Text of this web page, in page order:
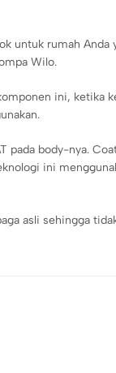
untuk rumah Anda
Wilo.
ini, ketika
pada body-nya.
ini
asli sehingga